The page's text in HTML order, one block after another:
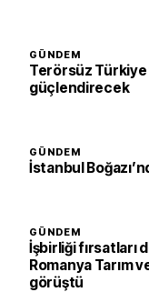
GÜNDEM
Terörsüz
güçlendirecek
GÜNDEM
İstanbul
GÜNDEM
İşbirliği fırsatları
Romanya Tarım
görüştü